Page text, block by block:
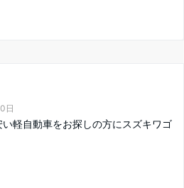
日
軽自動車をお探しの方にスズキワゴ